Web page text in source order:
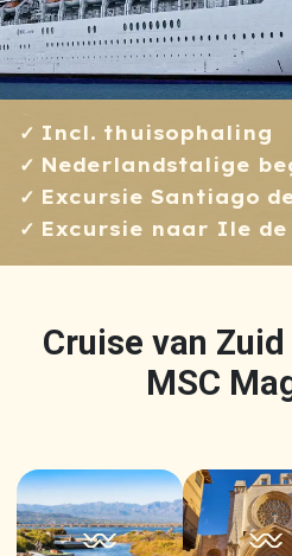
Incl. thuisophaling
Nederlandstalige
Excursie Santiago
Excursie naar Ile de
Cruise van
MSC